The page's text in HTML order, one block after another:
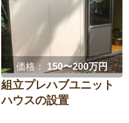
価格： 150〜200万円
組立プレハブユニット
ハウスの設置